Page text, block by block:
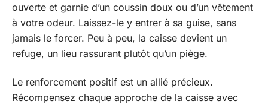
ouverte et garnie d’un coussin doux ou d’un vêtement
à votre odeur. Laissez-le y entrer à sa guise, sans
jamais le forcer. Peu à peu, la caisse devient un
refuge, un lieu rassurant plutôt qu’un piège.
Le renforcement positif est un allié précieux.
Récompensez chaque approche de la caisse avec